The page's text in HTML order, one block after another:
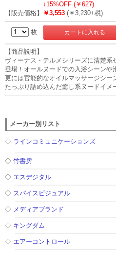
↓ 15%OFF (￥627)
【販売価格】
￥3,553 (￥3,230+税)
枚
【商品説明】
ヴィーナス・テルメシリーズに清楚系
登場！オールヌードでの入浴シーンや
更には官能的なオイルマッサージシー
たっぷり詰め込んだ癒し系ヌードイメ
メーカー別リスト
◇ ラインコミュニケーションズ
◇竹書房
◇ エスデジタル
◇ スパイスビジュアル
◇ メディアブランド
◇ キングダム
◇ エアーコントロール